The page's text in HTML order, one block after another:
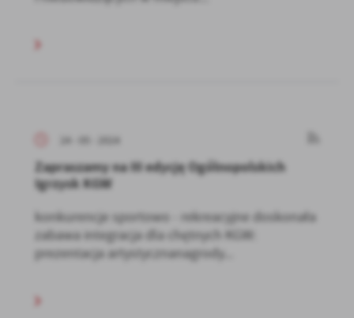
24 - 05 - 2024
Zapraszamy na III edycję Ogólnopolskich
Igrzysk KGW
konkurencje sportowo - rekreacyjne doskonała
zabawa integracja dla chętnych KGW:
prezentacja artystycznanagrody...